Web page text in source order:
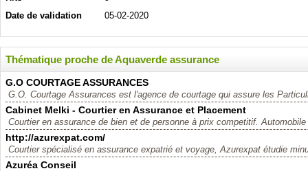
Date de validation
05-02-2020
Thématique proche de Aquaverde assurance
G.O COURTAGE ASSURANCES
G.O. Courtage Assurances est l'agence de courtage qui assure les
Cabinet Melki - Courtier en Assurance et Placement
Courtier en assurance de bien et de personne à prix competitif.
http://azurexpat.com/
Courtier spécialisé en assurance expatrié et voyage, Azurexpat étudie
Azuréa Conseil